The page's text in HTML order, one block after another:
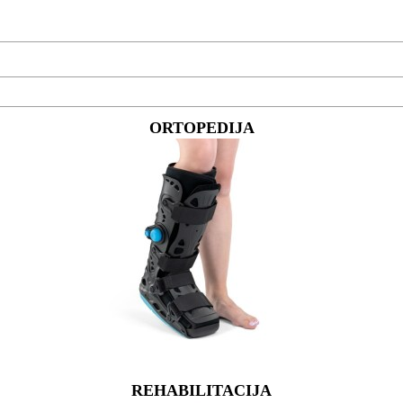
ORTOPEDIJA
REHABILITACIJA